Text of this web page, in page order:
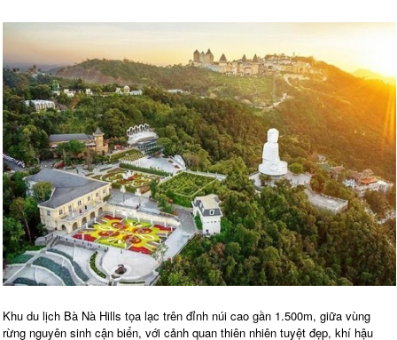
Khu du lịch Bà Nà Hills tọa lạc trên đỉnh núi cao gần 1.500m, giữa vùng
rừng nguyên sinh cận biển, với cảnh quan thiên nhiên tuyệt đẹp, khí hậu